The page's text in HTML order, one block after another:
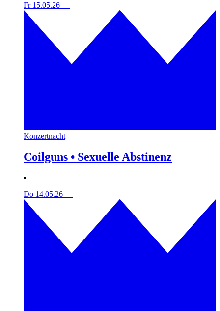
Fr 15.05.26 —
Konzertnacht
Coilguns • Sexuelle Abstinenz
Do 14.05.26 —